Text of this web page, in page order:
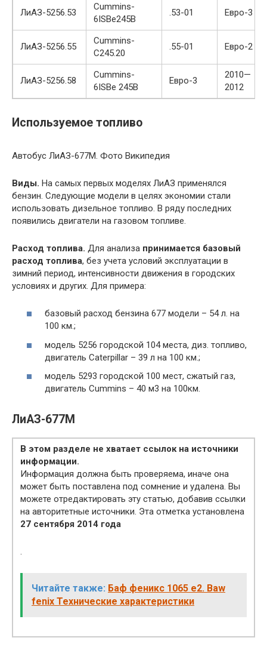
ЛиАЗ-5256.53
Cummins-
6ISBe245B
.53-01 Евро-3
ЛиАЗ-5256.55
Cummins-
C245.20
.55-01 Евро-2
ЛиАЗ-5256.58
Cummins-
6ISBe 245B
Евро-3
2010—
2012
Используемое топливо
Автобус ЛиАЗ-677М. Фото Википедия
Виды. На самых первых моделях ЛиАЗ применялся
бензин. Следующие модели в целях экономии стали
использовать дизельное топливо. В ряду последних
появились двигатели на газовом топливе.
Расход топлива. Для анализа принимается базовый
расход топлива, без учета условий эксплуатации в
зимний период, интенсивности движения в городских
условиях и других. Для примера:
базовый расход бензина 677 модели – 54 л. на
100 км.;
модель 5256 городской 104 места, диз. топливо,
двигатель Caterpillar – 39 л на 100 км.;
модель 5293 городской 100 мест, сжатый газ,
двигатель Cummins – 40 м3 на 100км.
ЛиАЗ-677М
В этом разделе не хватает ссылок на источники
информации.
Информация должна быть проверяема, иначе она
может быть поставлена под сомнение и удалена. Вы
можете отредактировать эту статью, добавив ссылки
на авторитетные источники. Эта отметка установлена
27 сентября 2014 года
Читайте также: Баф феникс 1065 е2. Baw
fenix Технические характеристики